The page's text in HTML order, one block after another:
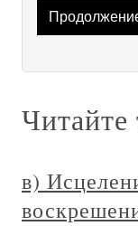
Читайте
в)